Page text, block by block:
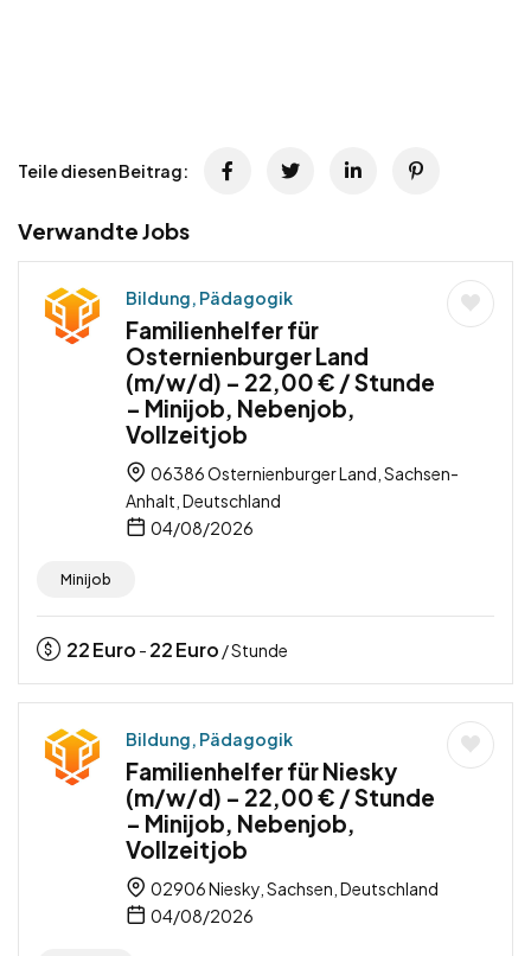
Teile diesen Beitrag:
Verwandte Jobs
Bildung, Pädagogik
Familienhelfer für
Osternienburger Land
(m/w/d) – 22,00 € / Stunde
– Minijob, Nebenjob,
Vollzeitjob
06386 Osternienburger Land, Sachsen-
Anhalt, Deutschland
04/08/2026
Minijob
22Euro - 22Euro / Stunde
Bildung, Pädagogik
Familienhelfer für Niesky
(m/w/d) – 22,00 € / Stunde
– Minijob, Nebenjob,
Vollzeitjob
02906 Niesky, Sachsen, Deutschland
04/08/2026